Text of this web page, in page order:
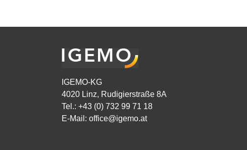
IGEMO-KG
4020 Linz, Rudigierstraße 8A
Tel.: +43 (0) 732 99 71 18
E-Mail: office@igemo.at